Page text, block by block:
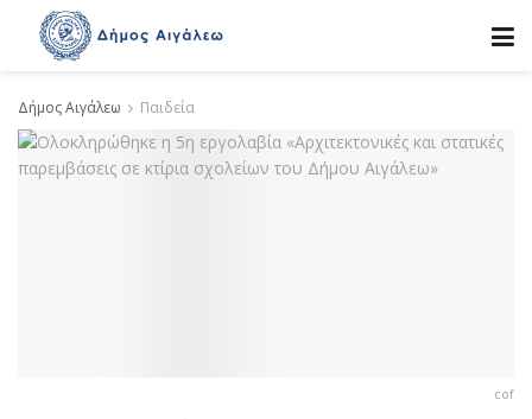
Δήμος Αιγάλεω Παιδεία
cof